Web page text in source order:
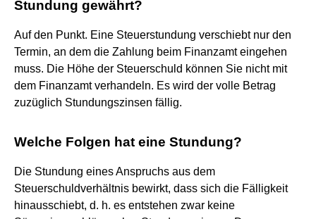
Stundung gewährt?
Auf den Punkt. Eine Steuerstundung verschiebt nur den
Termin, an dem die Zahlung beim Finanzamt eingehen
muss. Die Höhe der Steuerschuld können Sie nicht mit
dem Finanzamt verhandeln. Es wird der volle Betrag
zuzüglich Stundungszinsen fällig.
Welche Folgen hat eine Stundung?
Die Stundung eines Anspruchs aus dem
Steuerschuldverhältnis bewirkt, dass sich die Fälligkeit
hinausschiebt, d. h. es entstehen zwar keine